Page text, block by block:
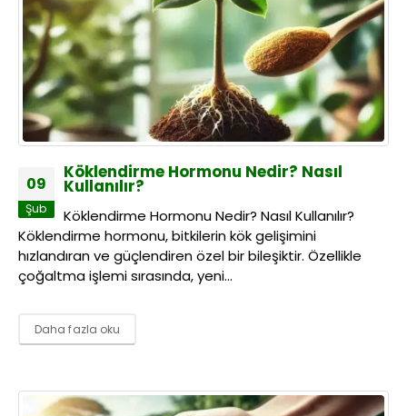
09
Şub
Köklendirme Hormonu Nedir? Nasıl
Kullanılır?
Köklendirme Hormonu Nedir? Nasıl Kullanılır?
Köklendirme hormonu, bitkilerin kök gelişimini
hızlandıran ve güçlendiren özel bir bileşiktir. Özellikle
çoğaltma işlemi sırasında, yeni...
Daha fazla oku